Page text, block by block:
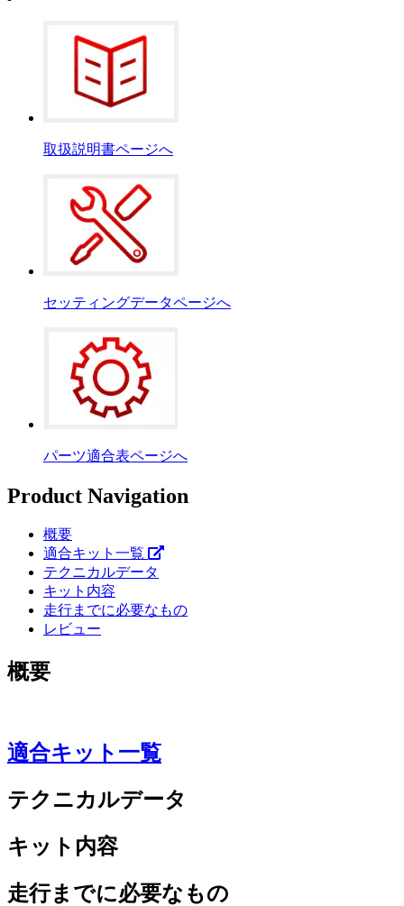
取扱説明書ページへ
セッティングデータページへ
パーツ適合表ページへ
Product Navigation
概要
適合キット一覧
テクニカルデータ
キット内容
走行までに必要なもの
レビュー
概要
適合キット一覧
テクニカルデータ
キット内容
走行までに必要なもの